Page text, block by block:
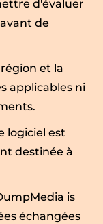
d'évaluer
de
et la
applicables ni
logiciel est
destinée à
is
échangées